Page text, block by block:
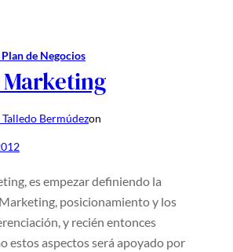
de Negocios
Marketing
Talledo Bermúdezon
es empezar definiendo la
posicionamiento y los
y recién entonces
estos aspectos será apoyado por